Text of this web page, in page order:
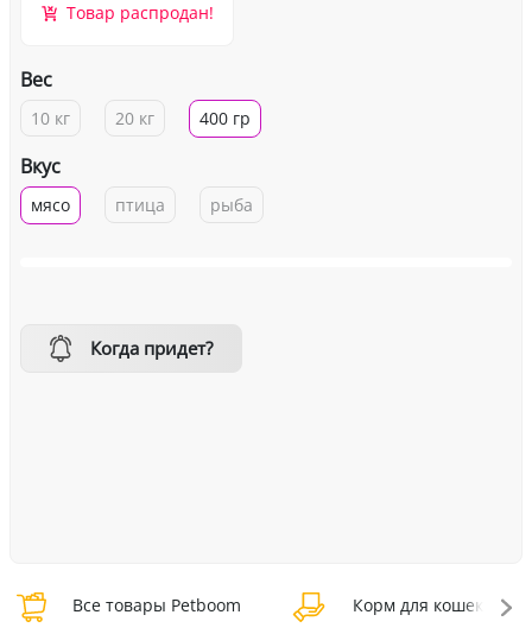
Товар распродан!
Вес
10 кг 20 кг 400 гр
Вкус
мясо птица рыба
Когда придет?
Все товары Petboom Корм для кошек